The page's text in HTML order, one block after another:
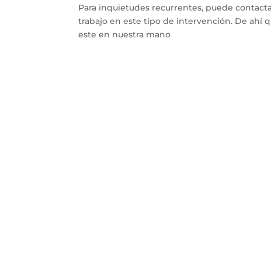
Para inquietudes recurrentes, puede
trabajo en este tipo de intervención. De ahí
este en nuestra mano